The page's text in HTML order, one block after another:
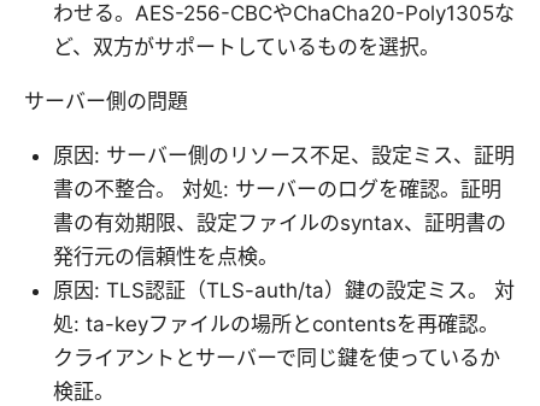
わせる。AES-256-CBCやChaCha20-Poly1305な
ど、双方がサポートしているものを選択。
サーバー側の問題
原因: サーバー側のリソース不足、設定ミス、証明
書の不整合。 対処: サーバーのログを確認。証明
書の有効期限、設定ファイルのsyntax、証明書の
発行元の信頼性を点検。
原因: TLS認証（TLS-auth/ta）鍵の設定ミス。 対
処: ta-keyファイルの場所とcontentsを再確認。
クライアントとサーバーで同じ鍵を使っているか
検証。